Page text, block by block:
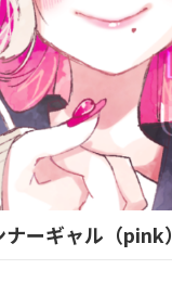
ーギャル（pink）